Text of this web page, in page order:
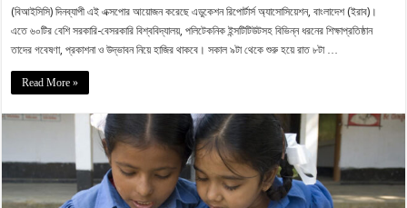
(বিআইসিসি) দিনব্যাপী এই এক্সপোর আয়োজন করেছে এডুকেশন রিপোর্টার্স অ্যাসোসিয়েশন, বাংলাদেশ (ইরাব)।
এতে ৬০টির বেশি সরকারি-বেসরকারি বিশ্ববিদ্যালয়, পলিটেকনিক ইন্সটিটিউটসহ বিভিন্ন ধরনের শিক্ষাপ্রতিষ্ঠান
তাদের গবেষণা, প্রকাশনা ও উদ্ভাবন নিয়ে হাজির থাকবে। সকাল ৯টা থেকে শুরু হয়ে রাত ৮টা …
Read More »